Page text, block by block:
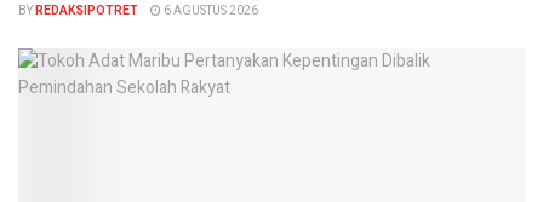
BYREDAKSIPOTRET 6 AGUSTUS 2026